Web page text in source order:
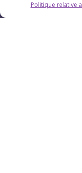
Politique relative